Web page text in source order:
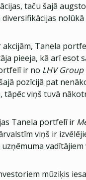
taču šajā
diversifikācijas
akcijām, Tanela
pieeja, kā arī esot
ir no LHV Group
pozīcijā pat
tāpēc viņš tuvā
Tanela portfelī ir
viņš ir
vadītājiem
mūziķis